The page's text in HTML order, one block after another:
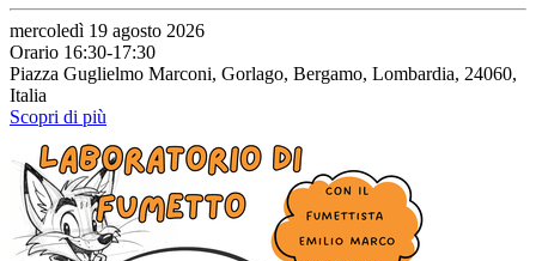
mercoledì 19 agosto 2026
Orario 16:30-17:30
Piazza Guglielmo Marconi, Gorlago, Bergamo, Lombardia, 24060,
Italia
Scopri di più